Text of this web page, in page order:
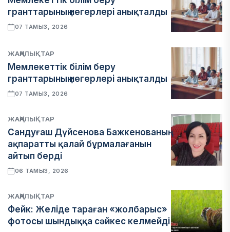
гранттарының иегерлері анықталды
07 ТАМЫЗ, 2026
ЖАҢАЛЫҚТАР
Мемлекеттік білім беру
гранттарының иегерлері анықталды
07 ТАМЫЗ, 2026
ЖАҢАЛЫҚТАР
Сандуғаш Дүйсенова Бажкенованың
ақпаратты қалай бұрмалағанын
айтып берді
06 ТАМЫЗ, 2026
ЖАҢАЛЫҚТАР
Фейк: Желіде тараған «жолбарыс»
фотосы шындыққа сәйкес келмейді